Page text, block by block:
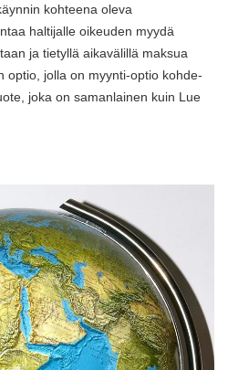
kohteena oleva
haltijalle oikeuden myydä
ja tietyllä aikavälillä maksua
optio, jolla on myynti-optio kohde-
joka on samanlainen kuin Lue